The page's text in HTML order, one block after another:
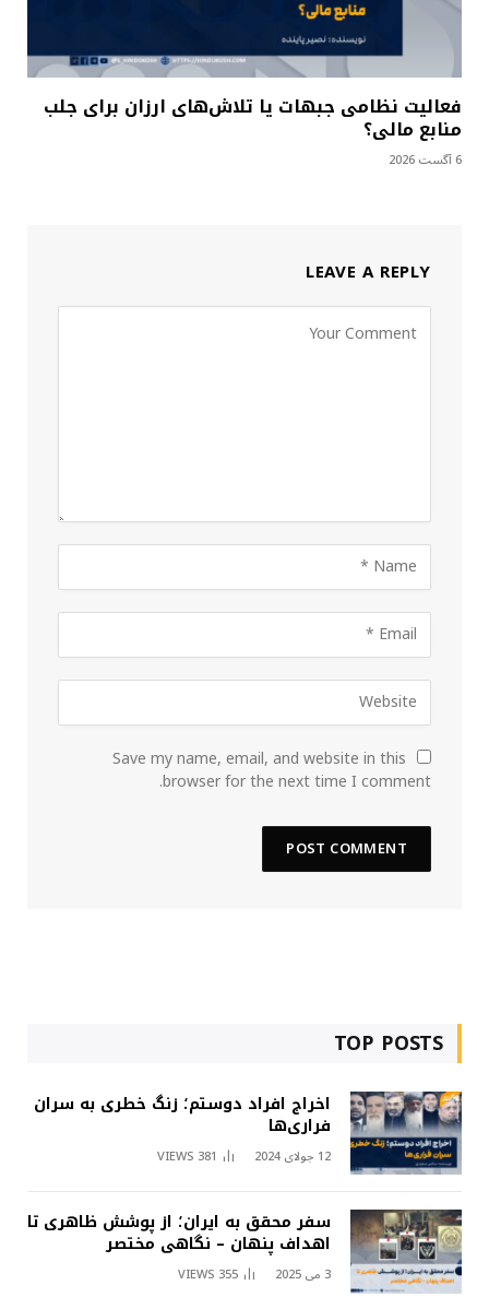
فعالیت نظامی جبهات یا تلاش‌های ارزان برای جلب
منابع مالی؟
6 آگست 2026
LEAVE A REPLY
Save my name, email, and website in this
browser for the next time I comment.
TOP POSTS
اخراج افراد دوستم؛ زنگ خطری به سران
فراری‌ها
12 جولای 2024 381
VIEWS
سفر محقق به ایران؛ از پوشش ظاهری تا
اهداف پنهان – نگاهی مختصر
3 می 2025 355
VIEWS